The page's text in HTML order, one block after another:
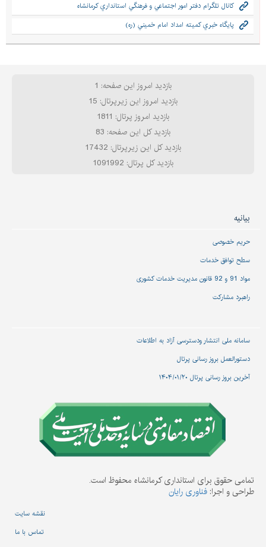
كانال تلگرام دفتر امور اجتماعي و فرهنگي استانداري كرمانشاه
پايگاه خبري كميته امداد امام خميني (ره)
بازدید امروز این صفحه: 1
بازدید امروز این زیرپرتال: 15
بازدید امروز پرتال: 1811
بازدید کل این صفحه: 83
بازدید کل این زیرپرتال: 17432
بازدید کل پرتال: 1091992
بیانیه
حریم خصوصی
سطح توافق خدمات
مواد 91 و 92 قانون مدیریت خدمات کشوری
راهبرد مشارکت
سامانه ملی انتشار و‌دسترسی آزاد به اطلاعات
دستورالعمل بروز رسانی پرتال
آخرین بروز رسانی پرتال ۱۴۰۴/۰۱/۲۰
تمامی حقوق برای استانداری کرمانشاه محفوظ است.
طراحی و اجرا: فناوری رایان
نقشه سایت
تماس با ما